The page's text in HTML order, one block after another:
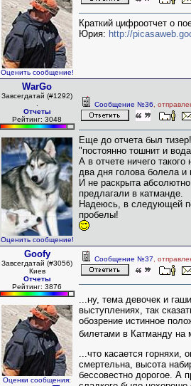
Оценить сообщение!
Краткий цифроотчет о
Юрия: http://
WarGo
Завсегдатай (#1292)
Отчеты
Рейтинг: 3048
Оценить сообщение!
Сообщение №36 ,
Еще до отчета был
"постоянно тошнит и
А в отчете ничего
два дня голова болела и
И не раскрыта
предлагали в катманде.
Надеюсь, в следующей
пробелы!
Goofy
Завсегдатай (#3056)
Киев
Отчеты
Рейтинг: 3876
Оценки сообщения:
Сообщение №37 ,
...ну, тема девочек и
выступлениях, так
обозрение истинное
билетами в Катманду
...что касается
смертельна, высота
бессовестно дорогое. А